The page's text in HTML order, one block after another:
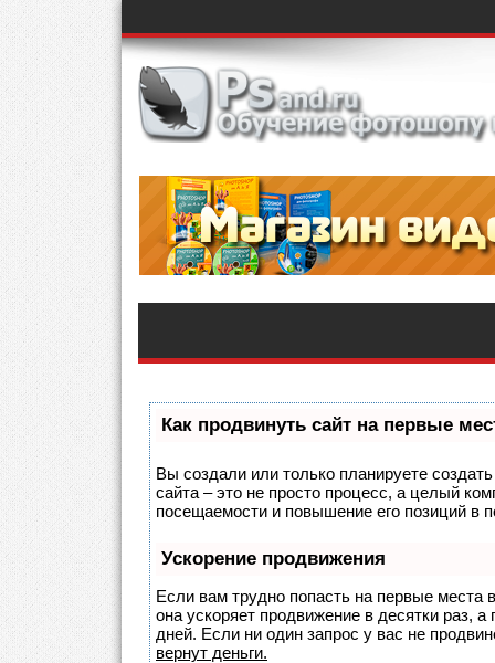
Как продвинуть сайт на первые
Вы создали или только планируете
сайта – это не просто процесс, а целый
посещаемости и повышение его позиций в
Ускорение продвижения
Если вам трудно попасть на первые места
она ускоряет продвижение в десятки раз,
дней. Если ни один запрос у вас не
вернут деньги.